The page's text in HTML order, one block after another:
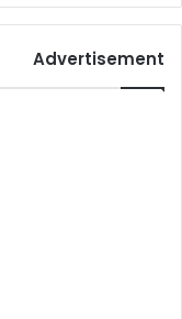
Advertisement